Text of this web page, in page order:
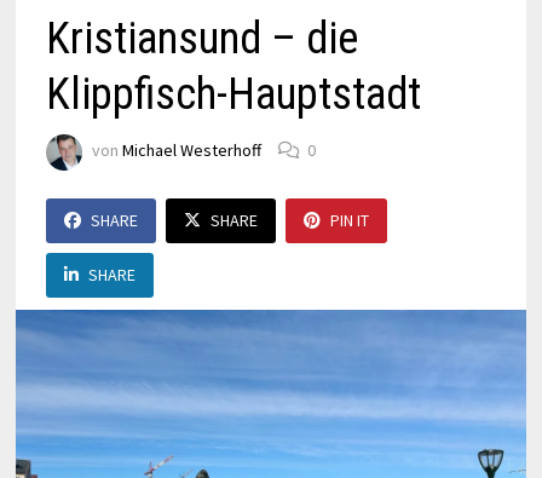
Kristiansund – die
Klippfisch-Hauptstadt
von Michael Westerhoff 0
SHARE SHARE PIN IT
SHARE